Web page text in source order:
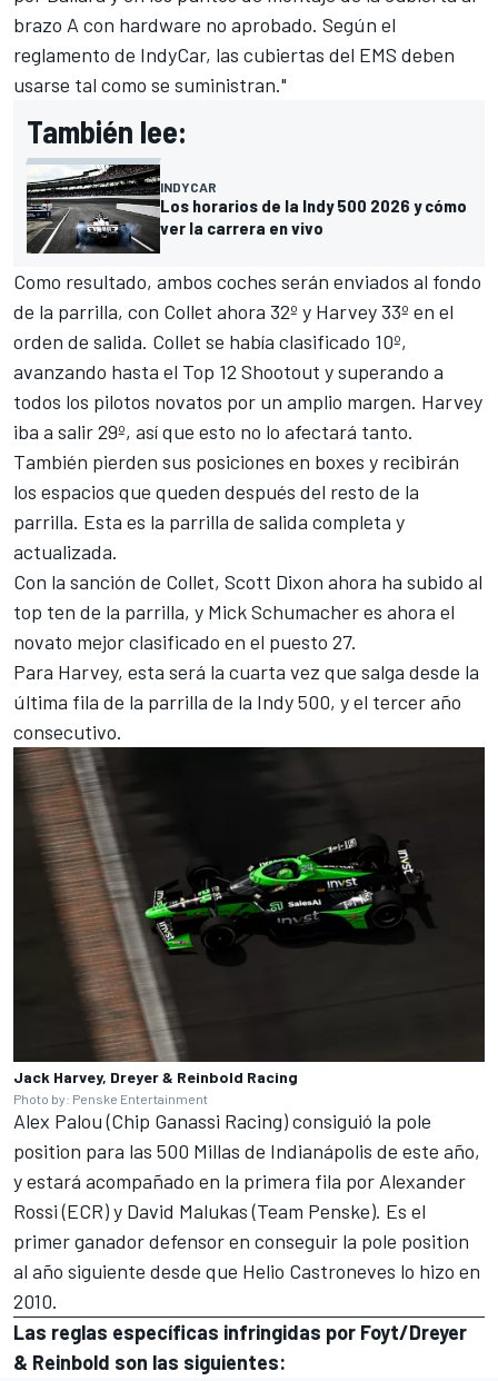
brazo A con hardware no aprobado. Según el
reglamento de IndyCar, las cubiertas del EMS deben
usarse tal como se suministran."
También lee:
INDYCAR
Los horarios de la Indy 500 2026 y cómo
ver la carrera en vivo
Como resultado, ambos coches serán enviados al fondo
de la parrilla, con Collet ahora 32º y Harvey 33º en el
orden de salida. Collet se había clasificado 10º,
avanzando hasta el Top 12 Shootout y superando a
todos los pilotos novatos por un amplio margen. Harvey
iba a salir 29º, así que esto no lo afectará tanto.
También pierden sus posiciones en boxes y recibirán
los espacios que queden después del resto de la
parrilla. Esta es la parrilla de salida completa y
actualizada.
Con la sanción de Collet, Scott Dixon ahora ha subido al
top ten de la parrilla, y Mick Schumacher es ahora el
novato mejor clasificado en el puesto 27.
Para Harvey, esta será la cuarta vez que salga desde la
última fila de la parrilla de la Indy 500, y el tercer año
consecutivo.
Jack Harvey, Dreyer & Reinbold Racing
Photo by: Penske Entertainment
Alex Palou(Chip Ganassi Racing) consiguió la pole
position para las 500 Millas de Indianápolis de este año,
y estará acompañado en la primera fila por Alexander
Rossi(ECR) y David Malukas(Team Penske). Es el
primer ganador defensor en conseguir la pole position
al año siguiente desde que Helio Castroneves lo hizo en
2010.
Las reglas específicas infringidas por Foyt/Dreyer
& Reinbold son las siguientes: